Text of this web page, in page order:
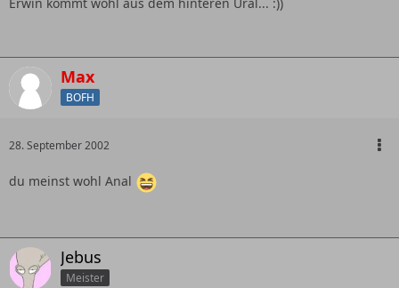
Max
BOFH
28. September 2002
du meinst wohl Anal
Jebus
Meister